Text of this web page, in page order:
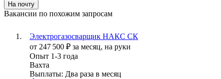
На почту
Вакансии по похожим запросам
Электрогазосварщик НАКС СК
от 247 500 ₽ за месяц, на руки
Опыт 1-3 года
Вахта
Выплаты: Два раза в месяц